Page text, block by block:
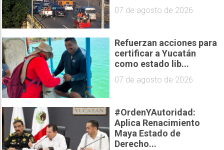
07 de agosto de 2026
Refuerzan acciones para
certificar a Yucatán
como estado lib...
07 de agosto de 2026
#OrdenYAutoridad:
Aplica Renacimiento
Maya Estado de
Derecho...